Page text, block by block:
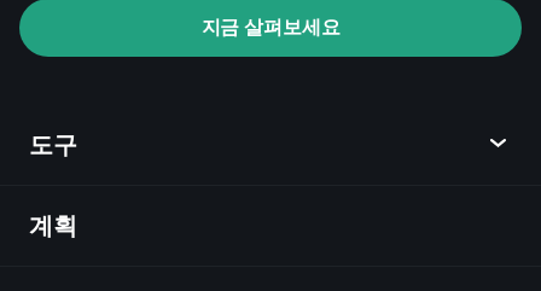
Playtrade Tournaments
억만장자 포트폴리오
지금 살펴보세요
도구
발견
계획